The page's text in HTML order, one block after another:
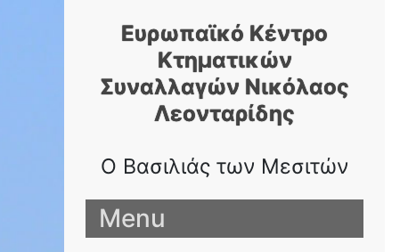
Ευρωπαϊκό Κέντρο
Κτηματικών
Συναλλαγών Nικόλαος
Λεονταρίδης
Ο Βασιλιάς των Μεσιτών
Menu